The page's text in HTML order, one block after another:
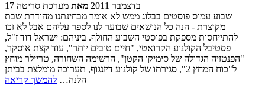
17 בדצמבר 2011 מאת מערכת סריטה
שבוע עמוס פוסטים בבלוג ממש לא אומר מבחינתנו מהודרת שבת
מקוצרת - הנה כל הנושאים שבוער לנו לספר עליהם אבל לא זכו
להתייחסות מספקת בפוסטי השבוע החולף. ביניהם: ישראל דוד ז"ל,
פסטיבל הקולנוע הקרואטי, "חיים טובים יותר", עוד קצת אוסקר,
"הפנטזיה הגדולה של סימיקו הקטן", הרשימה השחורה, טריילר מוחץ
ל"כוח המחץ 2", סגירתו של קולנוע דיזנגוף, תערוכה מומלצת בביתן
הלנה… להמשך קריאה